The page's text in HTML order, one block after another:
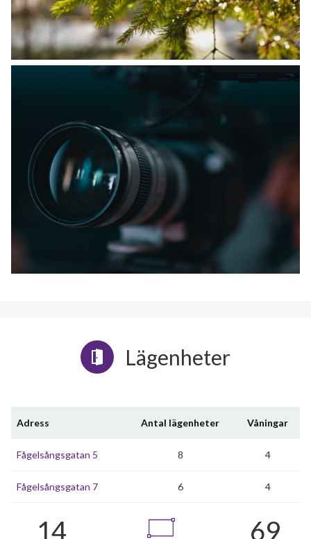
Lägenheter
Adress Antal lägenheter Våningar
Fågelsångsgatan 5 8 4
Fågelsångsgatan 7 6 4